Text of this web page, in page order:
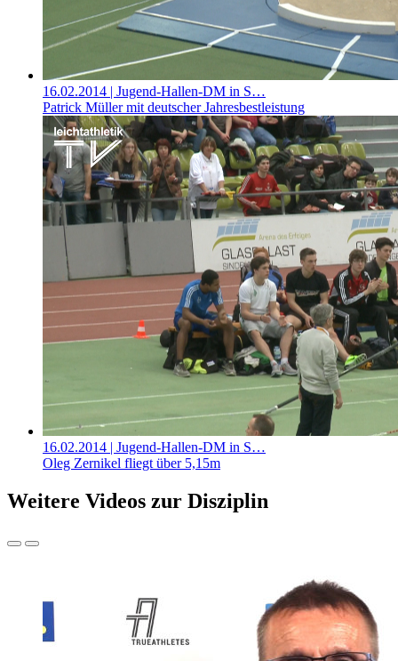
16.02.2014 | Jugend-Hallen-DM in S…
Patrick Müller mit deutscher Jahresbestleistung
16.02.2014 | Jugend-Hallen-DM in S…
Oleg Zernikel fliegt über 5,15m
Weitere Videos zur Disziplin